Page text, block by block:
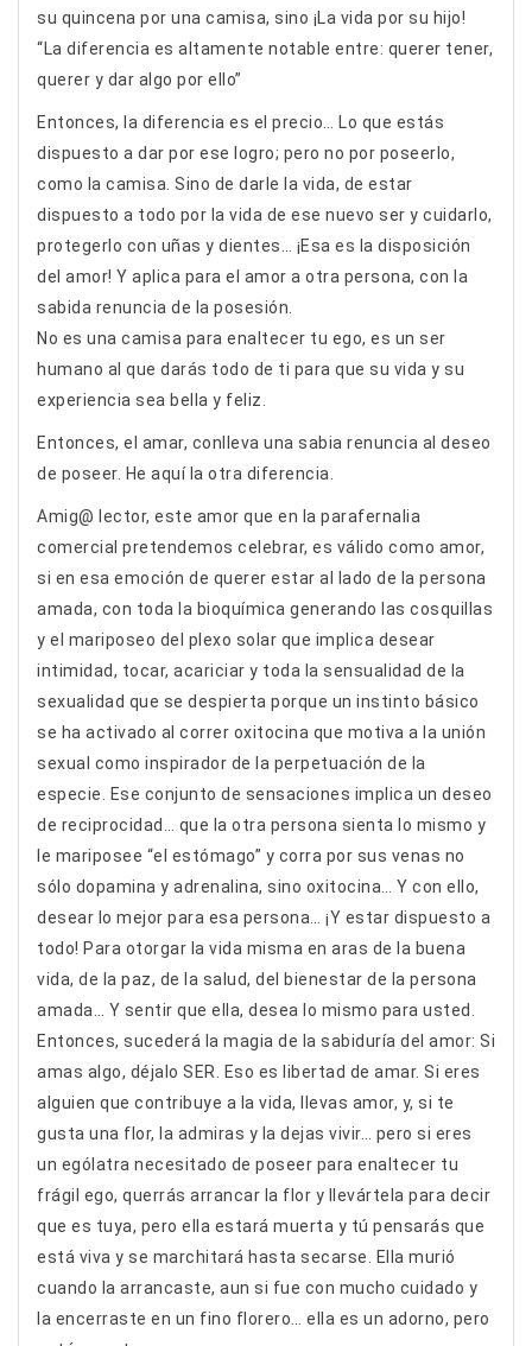
su quincena por una camisa, sino ¡La vida por su hijo!
“La diferencia es altamente notable entre: querer tener,
querer y dar algo por ello”
Entonces, la diferencia es el precio… Lo que estás
dispuesto a dar por ese logro; pero no por poseerlo,
como la camisa. Sino de darle la vida, de estar
dispuesto a todo por la vida de ese nuevo ser y cuidarlo,
protegerlo con uñas y dientes… ¡Esa es la disposición
del amor! Y aplica para el amor a otra persona, con la
sabida renuncia de la posesión.
No es una camisa para enaltecer tu ego, es un ser
humano al que darás todo de ti para que su vida y su
experiencia sea bella y feliz.
Entonces, el amar, conlleva una sabia renuncia al deseo
de poseer. He aquí la otra diferencia.
Amig@ lector, este amor que en la parafernalia
comercial pretendemos celebrar, es válido como amor,
si en esa emoción de querer estar al lado de la persona
amada, con toda la bioquímica generando las cosquillas
y el mariposeo del plexo solar que implica desear
intimidad, tocar, acariciar y toda la sensualidad de la
sexualidad que se despierta porque un instinto básico
se ha activado al correr oxitocina que motiva a la unión
sexual como inspirador de la perpetuación de la
especie. Ese conjunto de sensaciones implica un deseo
de reciprocidad… que la otra persona sienta lo mismo y
le mariposee “el estómago” y corra por sus venas no
sólo dopamina y adrenalina, sino oxitocina… Y con ello,
desear lo mejor para esa persona… ¡Y estar dispuesto a
todo! Para otorgar la vida misma en aras de la buena
vida, de la paz, de la salud, del bienestar de la persona
amada… Y sentir que ella, desea lo mismo para usted.
Entonces, sucederá la magia de la sabiduría del amor: Si
amas algo, déjalo SER. Eso es libertad de amar. Si eres
alguien que contribuye a la vida, llevas amor, y, si te
gusta una flor, la admiras y la dejas vivir… pero si eres
un ególatra necesitado de poseer para enaltecer tu
frágil ego, querrás arrancar la flor y llevártela para decir
que es tuya, pero ella estará muerta y tú pensarás que
está viva y se marchitará hasta secarse. Ella murió
cuando la arrancaste, aun si fue con mucho cuidado y
la encerraste en un fino florero… ella es un adorno, pero